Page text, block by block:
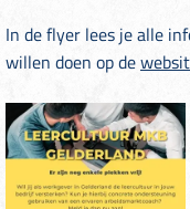
In de flyer lees je alle
willen doen op de